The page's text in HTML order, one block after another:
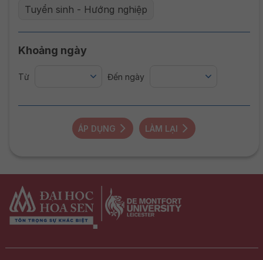
Tuyển sinh - Hướng nghiệp
Khoảng ngày
Từ Đến ngày
ÁP DỤNG LÀM LẠI